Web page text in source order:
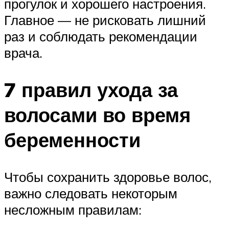
прогулок и хорошего настроения.
Главное — не рисковать лишний
раз и соблюдать рекомендации
врача.
7 правил ухода за
волосами во время
беременности
Чтобы сохранить здоровье волос,
важно следовать некоторым
несложным правилам: